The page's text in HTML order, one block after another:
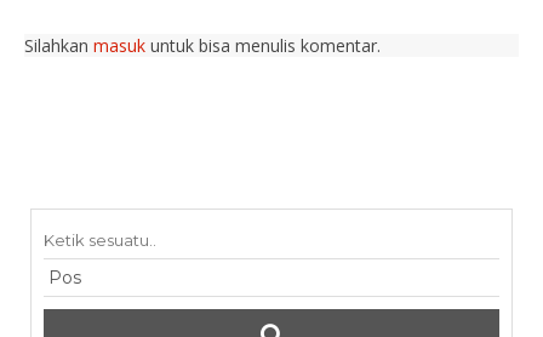
Silahkan masuk untuk bisa menulis komentar.